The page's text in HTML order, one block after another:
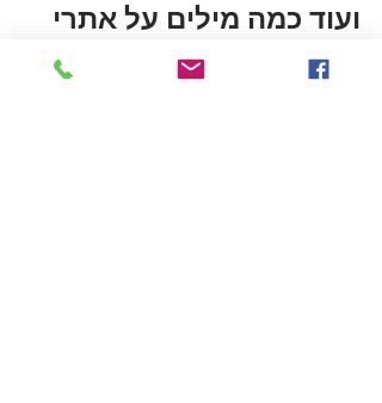
ועוד כמה מילים על אתרי
קניות חברתיות